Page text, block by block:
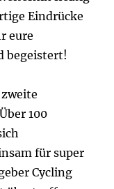
Eindrücke
eure
begeistert!
100
für super
Cycling